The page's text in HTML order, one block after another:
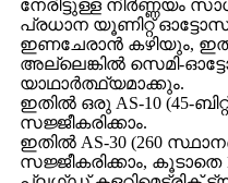
നേരിട്ടുള്ള നിർണ്ണയം
പ്രധാന യൂണിറ്റ്
ഇണചേരാൻ കഴിയും, ഇത്
അല്ലെങ്കിൽ സെമി-
യാഥാർത്ഥ്യമാക്കും.
ഇതിൽ ഒരു AS-10 (45-
സജ്ജീകരിക്കാം.
ഇതിൽ AS-30 (260
സജ്ജീകരിക്കാം, കൂടാതെ